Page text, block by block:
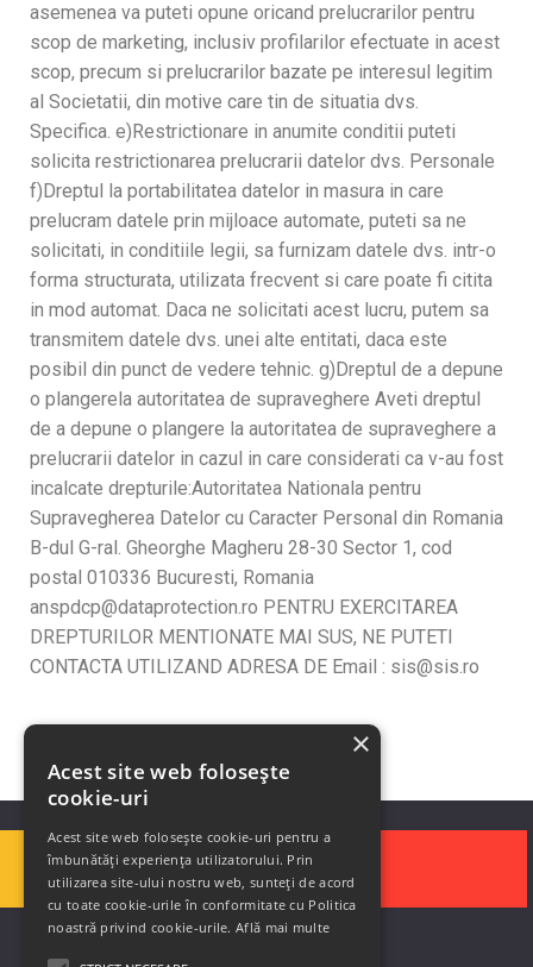
asemenea va puteti opune oricand prelucrarilor pentru
scop de marketing, inclusiv profilarilor efectuate in acest
scop, precum si prelucrarilor bazate pe interesul legitim
al Societatii, din motive care tin de situatia dvs.
Specifica. e)Restrictionare in anumite conditii puteti
solicita restrictionarea prelucrarii datelor dvs. Personale
f)Dreptul la portabilitatea datelor in masura in care
prelucram datele prin mijloace automate, puteti sa ne
solicitati, in conditiile legii, sa furnizam datele dvs. intr-o
forma structurata, utilizata frecvent si care poate fi citita
in mod automat. Daca ne solicitati acest lucru, putem sa
transmitem datele dvs. unei alte entitati, daca este
posibil din punct de vedere tehnic. g)Dreptul de a depune
o plangerela autoritatea de supraveghere Aveti dreptul
de a depune o plangere la autoritatea de supraveghere a
prelucrarii datelor in cazul in care considerati ca v-au fost
incalcate drepturile:Autoritatea Nationala pentru
Supravegherea Datelor cu Caracter Personal din Romania
B-dul G-ral. Gheorghe Magheru 28-30 Sector 1, cod
postal 010336 Bucuresti, Romania
anspdcp@dataprotection.ro PENTRU EXERCITAREA
DREPTURILOR MENTIONATE MAI SUS, NE PUTETI
CONTACTA UTILIZAND ADRESA DE Email : sis@sis.ro
×
Acest site web folosește
cookie-uri
Acest site web folosește cookie-uri pentru a
îmbunătăți experiența utilizatorului. Prin
utilizarea site-ului nostru web, sunteți de acord
cu toate cookie-urile în conformitate cu Politica
noastră privind cookie-urile. Află mai multe